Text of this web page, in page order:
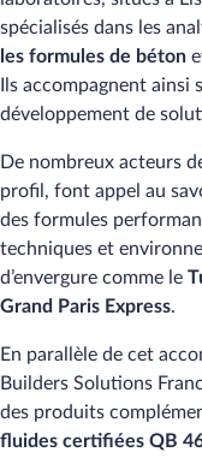
spécialisés dans les
les formules de béton
Ils accompagnent
développement de
De nombreux acteurs
profil, font appel au
des formules
techniques et
d’envergure comme le
Grand Paris Express.
En parallèle de cet
Builders Solutions
des produits
fluides certifiées QB